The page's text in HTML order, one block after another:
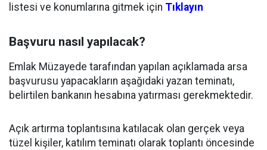
listesi ve konumlarına gitmek için Tıklayın
Başvuru nasıl yapılacak?
Emlak Müzayede tarafından yapılan açıklamada arsa
başvurusu yapacakların aşağıdaki yazan teminatı,
belirtilen bankanın hesabına yatırması gerekmektedir.
Açık artırma toplantısına katılacak olan gerçek veya
tüzel kişiler, katılım teminatı olarak toplantı öncesinde